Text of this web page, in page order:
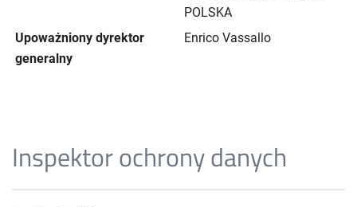
POLSKA
Upoważniony dyrektor
generalny
Enrico Vassallo
Inspektor ochrony danych